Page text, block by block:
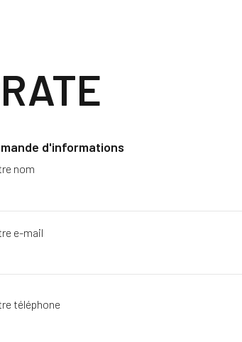
d'informations
nom
e-mail
téléphone